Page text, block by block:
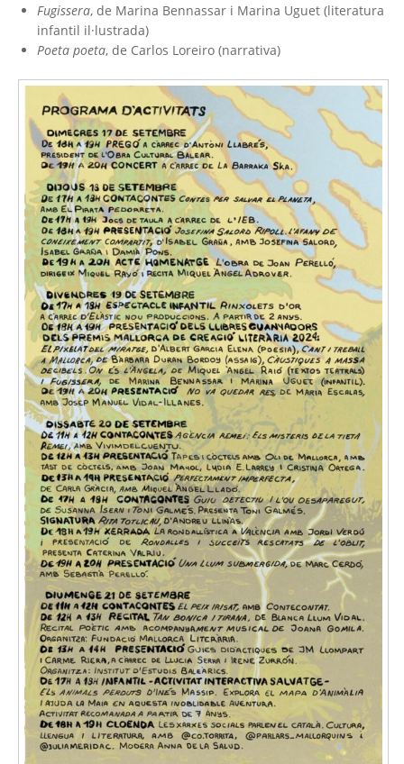
Fugissera, de Marina Bennassar i Marina Uguet (literatura
infantil il·lustrada)
Poeta poeta, de Carlos Loreiro (narrativa)